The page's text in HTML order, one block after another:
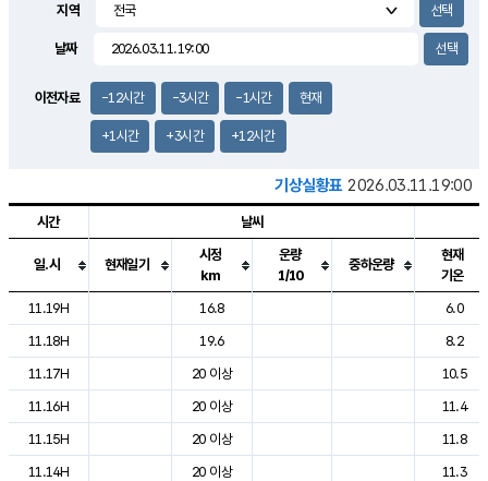
3.1m/s
지역
날짜
이전자료 -12시간 -3시간 -1시간 현재
+1시간 +3시간 +12시간
기상실황표 2026.03.11.19:00
도시별 기상실황표로 지점, 날씨, 기온, 강수, 바람, 기압등을 안내한 표입
시간 날씨
일.시 현재일기
시정
km
운량
1/10
중하운량
현재
기온
11.19H
16.8
6.0
11.18H
19.6
8.2
11.17H
20 이상
10.5
11.16H
20 이상
11.4
11.15H
20 이상
11.8
11.14H
20 이상
11.3